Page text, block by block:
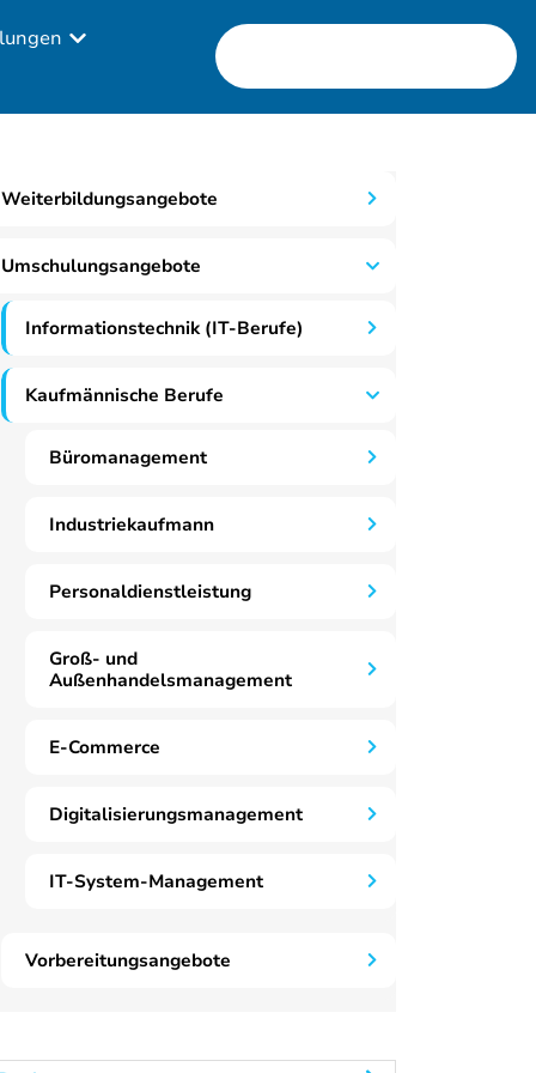
Weiterbildungsangebote
Umschulungsangebote
Informationstechnik (IT-Berufe)
Kaufmännische Berufe
Büromanagement
Industriekaufmann
Personaldienstleistung
Groß- und
Außenhandelsmanagement
E-Commerce
Digitalisierungsmanagement
IT-System-Management
Vorbereitungsangebote